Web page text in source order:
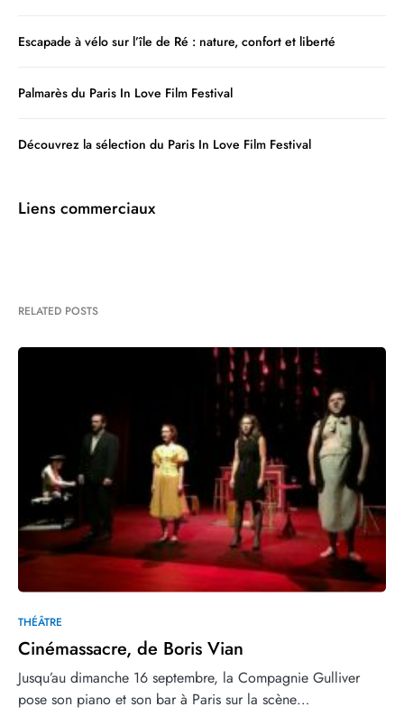
Escapade à vélo sur l’île de Ré : nature, confort et liberté
Palmarès du Paris In Love Film Festival
Découvrez la sélection du Paris In Love Film Festival
Liens commerciaux
RELATED POSTS
THÉÂTRE
Cinémassacre, de Boris Vian
Jusqu’au dimanche 16 septembre, la Compagnie Gulliver
pose son piano et son bar à Paris sur la scène…